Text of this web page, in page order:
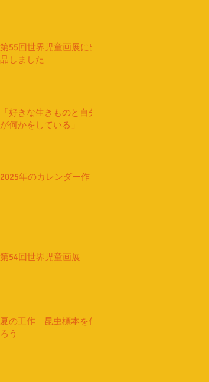
第55回世界児童画展に出
品しました
「好きな生きものと自分
が何かをしている」
2025年のカレンダー作り
第54回世界児童画展
夏の工作 昆虫標本を作
ろう